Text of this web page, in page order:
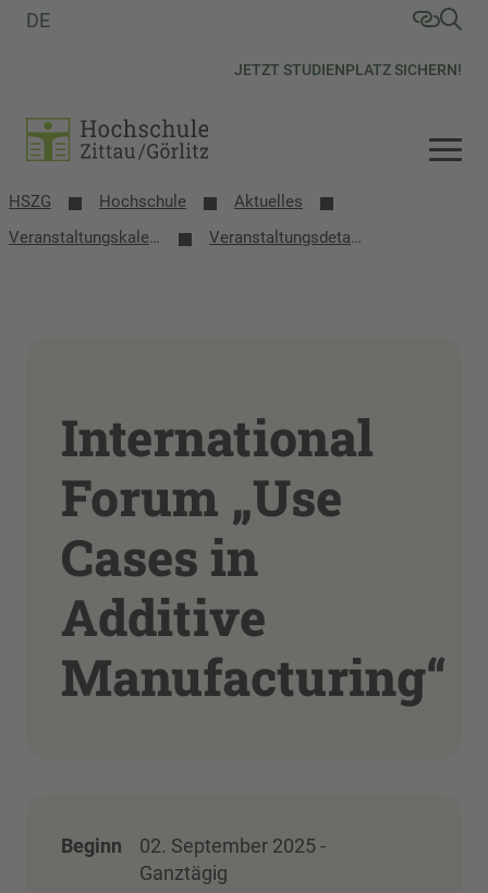
JETZT STUDIENPLATZ SICHERN!
DE
HSZG Hochschule
Aktuelles
Veranstaltungs­kalender
Veranstaltungsdetails
International
Forum „Use
Cases in
Additive
Manufacturing“
Beginn
02. September 2025 -
Ganztägig